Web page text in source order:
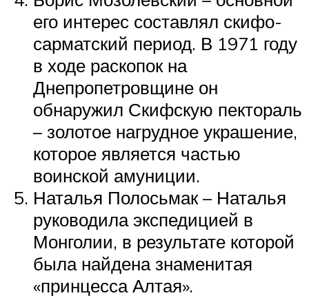
его интерес составлял скифо-
сарматский период. В 1971 году
в ходе раскопок на
Днепропетровщине он
обнаружил Скифскую пектораль
– золотое нагрудное украшение,
которое является частью
воинской амуниции.
Наталья Полосьмак – Наталья
руководила экспедицией в
Монголии, в результате которой
была найдена знаменитая
«принцесса Алтая».